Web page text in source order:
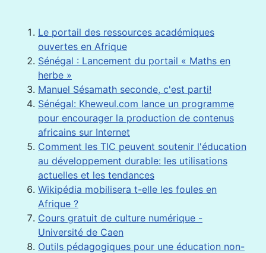
Le portail des ressources académiques
ouvertes en Afrique
Sénégal : Lancement du portail « Maths en
herbe »
Manuel Sésamath seconde, c'est parti!
Sénégal: Kheweul.com lance un programme
pour encourager la production de contenus
africains sur Internet
Comment les TIC peuvent soutenir l'éducation
au développement durable: les utilisations
actuelles et les tendances
Wikipédia mobilisera t-elle les foules en
Afrique ?
Cours gratuit de culture numérique -
Université de Caen
Outils pédagogiques pour une éducation non-